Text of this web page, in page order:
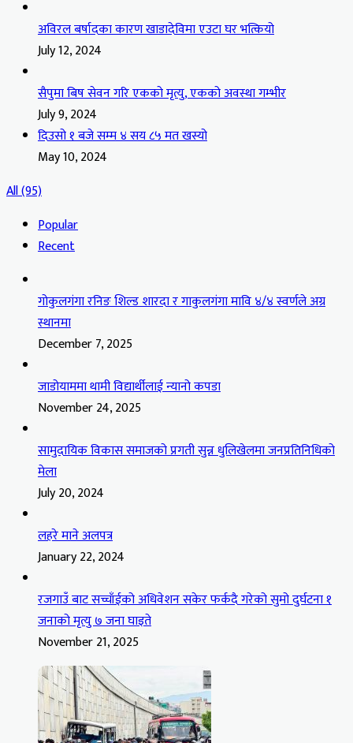
अविरल बर्षादका कारण खाडादेविमा एउटा घर भत्कियो
July 12, 2024
सैपुमा बिष सेवन गरि एकको मृत्यु, एकको अवस्था गम्भीर
July 9, 2024
दिउसो १ बजे सम्म ४ सय ८५ मत खस्यो
May 10, 2024
All (95)
Popular
Recent
गोकुलगंगा रनिङ शिल्ड शारदा र गाकुलगंगा मावि ४/४ स्वर्णले अग्र
स्थानमा
December 7, 2025
जाडोयाममा थामी विद्यार्थीलाई न्यानो कपडा
November 24, 2025
सामुदायिक विकास समाजको प्रगती सुन्न धुलिखेलमा जनप्रतिनिधिको
मेला
July 20, 2024
लहरे माने अलपत्र
January 22, 2024
रजगाउँ बाट सच्चाँईको अधिवेशन सकेर फर्कदै गरेको सुमो दुर्घटना १
जनाको मृत्यु ७ जना घाइते
November 21, 2025